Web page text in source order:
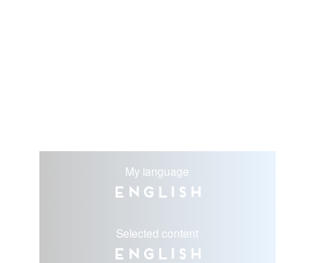
My language
English
Selected content
English